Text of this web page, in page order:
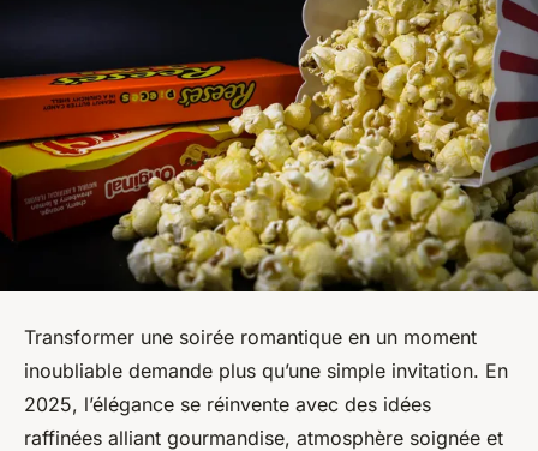
Transformer une soirée romantique en un moment
inoubliable demande plus qu’une simple invitation. En
2025, l’élégance se réinvente avec des idées
raffinées alliant gourmandise, atmosphère soignée et